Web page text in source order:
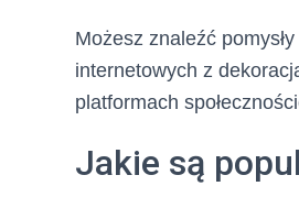
Możesz znaleźć
internetowych z
platformach
Jakie są